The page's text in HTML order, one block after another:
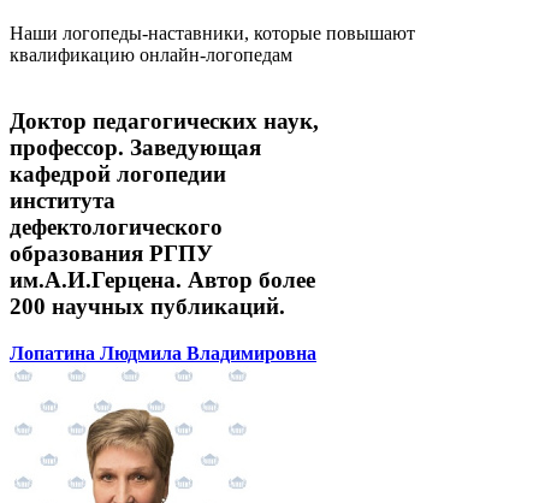
Наши логопеды-наставники, которые повышают
квалификацию онлайн-логопедам
Доктор педагогических наук,
профессор. Заведующая
кафедрой логопедии
института
дефектологического
образования РГПУ
им.А.И.Герцена. Автор более
200 научных публикаций.
Лопатина Людмила Владимировна